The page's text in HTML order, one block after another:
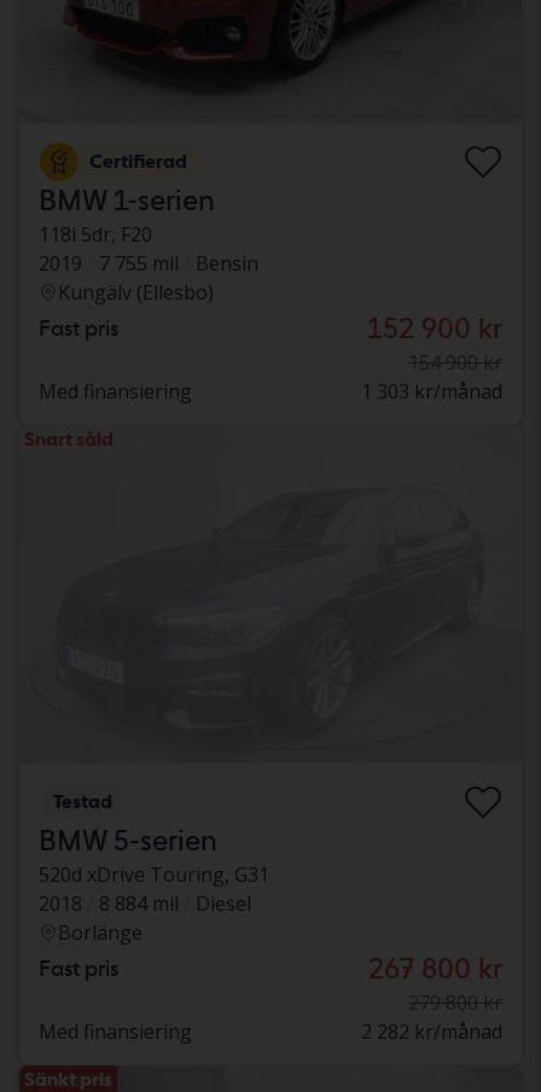
Certifierad
BMW 1-serien
118i 5dr, F20
2019
7 755 mil
Bensin
Kungälv (Ellesbo)
Fast pris 152 900 kr
154 900 kr
Med finansiering
1 303 kr/månad
Snart såld
Testad
BMW 5-serien
520d xDrive Touring, G31
2018
8 884 mil
Diesel
Borlänge
Fast pris 267 800 kr
279 800 kr
Med finansiering
2 282 kr/månad
Sänkt pris